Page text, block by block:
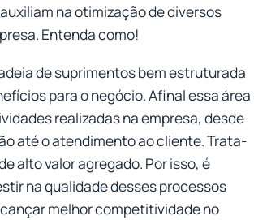
na otimização de diversos
Entenda como!
de suprimentos bem estruturada
para o negócio. Afinal essa área
realizadas na empresa, desde
até o atendimento ao cliente. Trata-
alto valor agregado. Por isso, é
na qualidade desses processos
melhor competitividade no